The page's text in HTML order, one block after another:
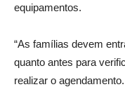
equipamentos.
“As famílias devem
quanto antes para
realizar o